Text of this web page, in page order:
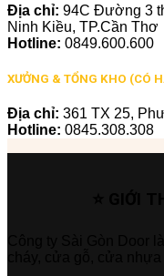
Địa chỉ: 94C Đường 3
Ninh Kiều, TP.Cần Thơ
Hotline: 0849.600.600
XƯỞNG & TỔNG KHO (CÓ
Địa chỉ: 361 TX 25,
Hotline: 0845.308.308